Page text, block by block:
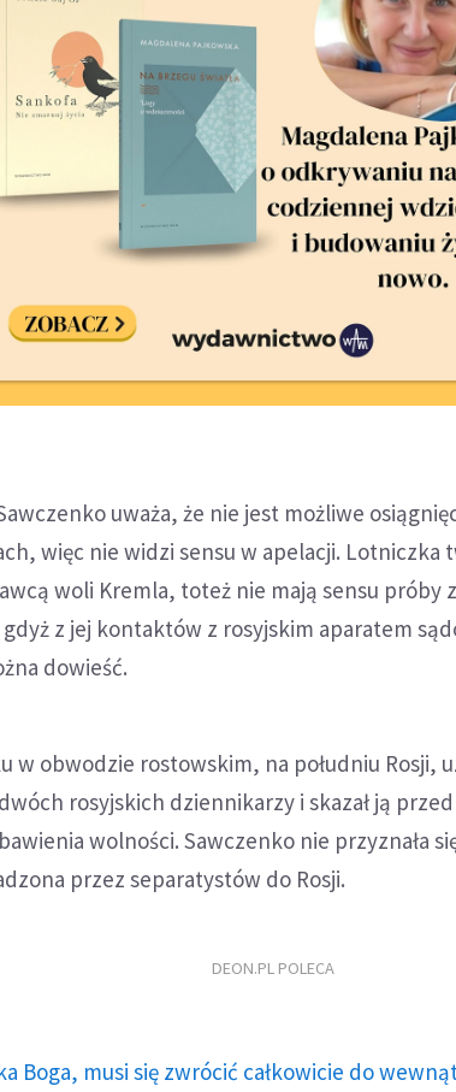
uważa, że nie jest możliwe
więc nie widzi sensu w apelacji. Lotniczka
woli Kremla, toteż nie mają sensu próby
z jej kontaktów z rosyjskim aparatem
dowieść.
w obwodzie rostowskim, na południu Rosji,
rosyjskich dziennikarzy i skazał ją
wolności. Sawczenko nie przyznała
przez separatystów do Rosji.
DEON.PL POLECA
Boga, musi się zwrócić całkowicie do